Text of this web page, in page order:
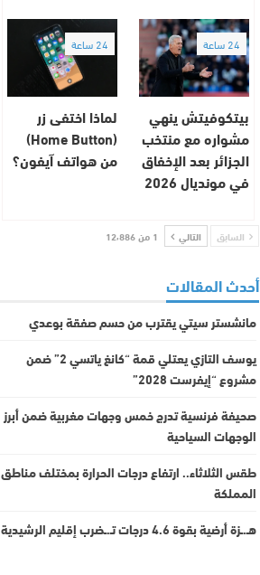
24 ساعة
بيتكوفيتش ينهي
مشواره مع منتخب
الجزائر بعد الإخفاق
في مونديال 2026
24 ساعة
لماذا اختفى زر
(Home Button)
من هواتف آيفون؟
السابق التالي 1 من 12٬886
أحدث المقالات
مانشستر سيتي يقترب من حسم صفقة بوعدي
يوسف التازي يعتلي قمة “كانغ ياتسي 2” ضمن
مشروع “إيفرست 2028”
صحيفة فرنسية تدرج خمس وجهات مغربية ضمن أبرز
الوجهات السياحية
طقس الثلاثاء.. ارتفاع درجات الحرارة بمختلف مناطق
المملكة
هـ.ـزة أرضية بقوة 4.6 درجات تـ.ـضرب إقليم الرشيدية